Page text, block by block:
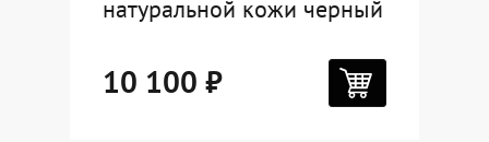
натуральной кожи черный
10 100 ₽